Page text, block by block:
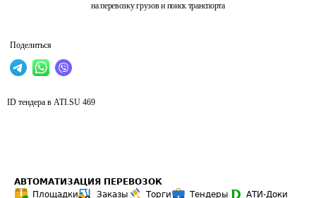
на перевозку грузов и поиск транспорта
Поделиться
ID тендера в ATI.SU 469
АВТОМАТИЗАЦИЯ ПЕРЕВОЗОК
Площадки
Заказы Торги Тендеры
АТИ-Доки